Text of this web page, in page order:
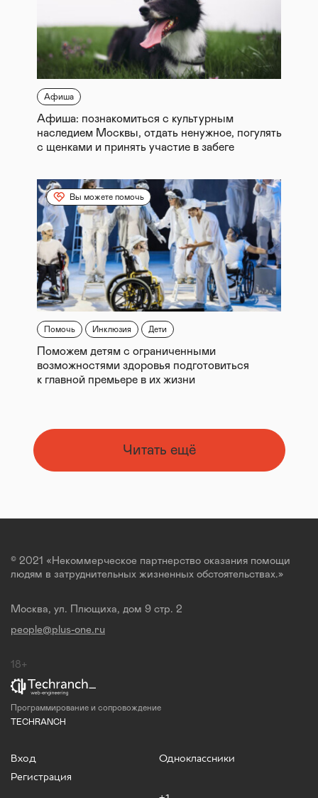
Афиша
Афиша: познакомиться с культурным
наследием Москвы, отдать ненужное, погулять
с щенками и принять участие в забеге
Вы можете помочь
Помочь Инклюзия Дети
Поможем детям с ограниченными
возможностями здоровья подготовиться
к главной премьере в их жизни
Читать ещё
© 2021 «Некоммерческое партнерство оказания помощи
людям в затруднительных жизненных обстоятельствах.»
Москва, ул. Плющиха, дом 9 стр. 2
people@plus-one.ru
18+
Программирование и сопровождение
TECHRANCH
Вход
Регистрация
Одноклассники